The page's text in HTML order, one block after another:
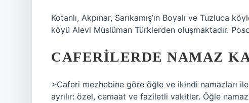
Kotanlı, Akpınar, Sarıkamış’ın Boyalı ve Tuzluca
köyü Alevi Müslüman Türklerden oluşmaktadır.
CAFERILERDE NAMAZ
>Caferi mezhebine göre öğle ve ikindi namazları
ayrılır: özel, cemaat ve faziletli vakitler. Öğle